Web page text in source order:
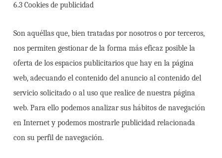
6.3 Cookies de publicidad
Son aquéllas que, bien tratadas por nosotros o por terceros,
nos permiten gestionar de la forma más eficaz posible la
oferta de los espacios publicitarios que hay en la página
web, adecuando el contenido del anuncio al contenido del
servicio solicitado o al uso que realice de nuestra página
web. Para ello podemos analizar sus hábitos de navegación
en Internet y podemos mostrarle publicidad relacionada
con su perfil de navegación.